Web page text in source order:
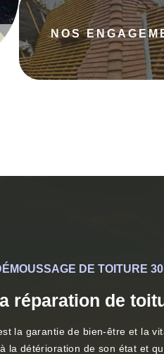
NOS
DE TOITURE 30
réparation de
la garantie de bien-être et la
détérioration de son état et